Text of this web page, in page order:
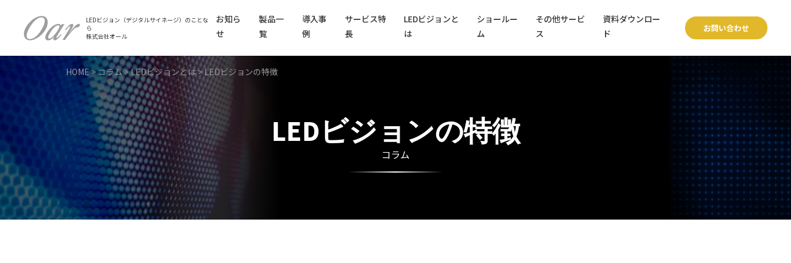
LEDビジョン（デジタルサイネージ）のことな
ら
株式会社オール
お知ら
せ
製品一
覧
導入事
例
サービス特
長
LEDビジョンと
は
ショールー
ム
その他サービ
ス
資料ダウンロー
ド
お問い合わせ
HOME>コラム>LEDビジョンとは>LEDビジョンの特徴
LEDビジョンの特徴
コラム